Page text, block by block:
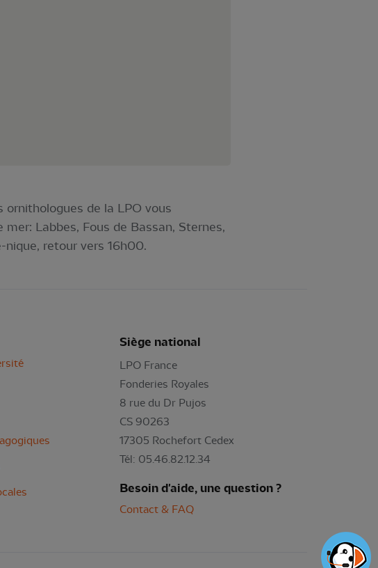
ornithologues de la LPO vous
Labbes, Fous de Bassan, Sternes,
nique, retour vers 16h00.
Siège national
LPO France
Fonderies Royales
8 rue du Dr Pujos
CS 90263
17305 Rochefort Cedex
Tél: 05.46.82.12.34
Besoin d'aide, une question ?
Contact & FAQ